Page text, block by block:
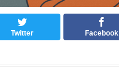
Twitter Facebook